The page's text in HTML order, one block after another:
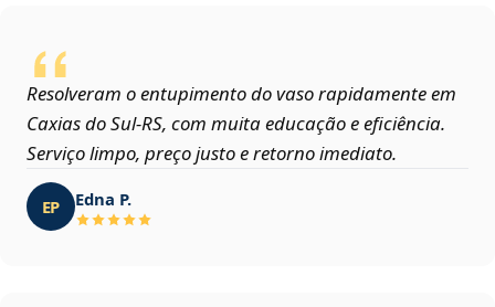
Resolveram o entupimento do vaso rapidamente em
Caxias do Sul‑RS, com muita educação e eficiência.
Serviço limpo, preço justo e retorno imediato.
EP Edna P.